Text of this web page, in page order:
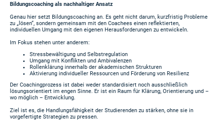
Bildungscoaching als nachhaltiger Ansatz
Genau hier setzt Bildungscoaching an. Es geht nicht darum, kurzfristig Probleme
zu „lösen“, sondern gemeinsam mit den Coachees einen reflektierten,
individuellen Umgang mit den eigenen Herausforderungen zu entwickeln.
Im Fokus stehen unter anderem:
Stressbewältigung und Selbstregulation
Umgang mit Konflikten und Ambivalenzen
Rollenklärung innerhalb der akademischen Strukturen
Aktivierung individueller Ressourcen und Förderung von Resilienz
Der Coachingprozess ist dabei weder standardisiert noch ausschließlich
lösungsorientiert im engen Sinne. Er ist ein Raum für Klärung, Orientierung und –
wo möglich – Entwicklung.
Ziel ist es, die Handlungsfähigkeit der Studierenden zu stärken, ohne sie in
vorgefertigte Strategien zu pressen.